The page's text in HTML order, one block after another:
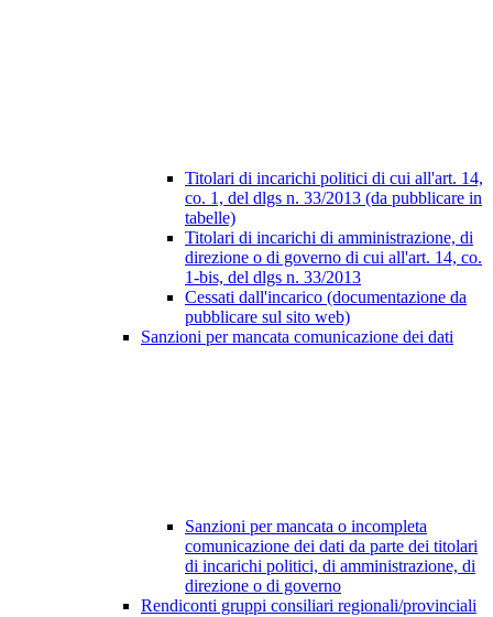
Titolari di incarichi politici di cui all'art. 14,
co. 1, del dlgs n. 33/2013 (da pubblicare in
tabelle)
Titolari di incarichi di amministrazione, di
direzione o di governo di cui all'art. 14, co.
1-bis, del dlgs n. 33/2013
Cessati dall'incarico (documentazione da
pubblicare sul sito web)
Sanzioni per mancata comunicazione dei dati
Sanzioni per mancata o incompleta
comunicazione dei dati da parte dei titolari
di incarichi politici, di amministrazione, di
direzione o di governo
Rendiconti gruppi consiliari regionali/provinciali